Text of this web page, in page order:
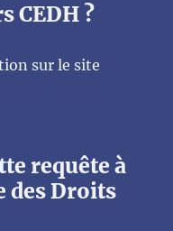
CEDH ?
sur le site
requête à
des Droits